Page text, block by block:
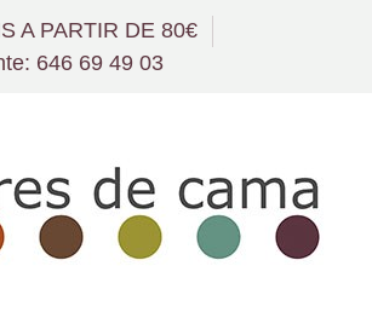
A PARTIR DE 80€
646 69 49 03